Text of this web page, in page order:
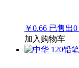
￥0.66 已售出0
加入购物车